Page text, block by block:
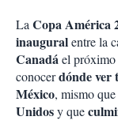
LaCopa América
inauguralentre la
Canadáel próximo
conocerdónde ver
México, mismo
Unidosy que